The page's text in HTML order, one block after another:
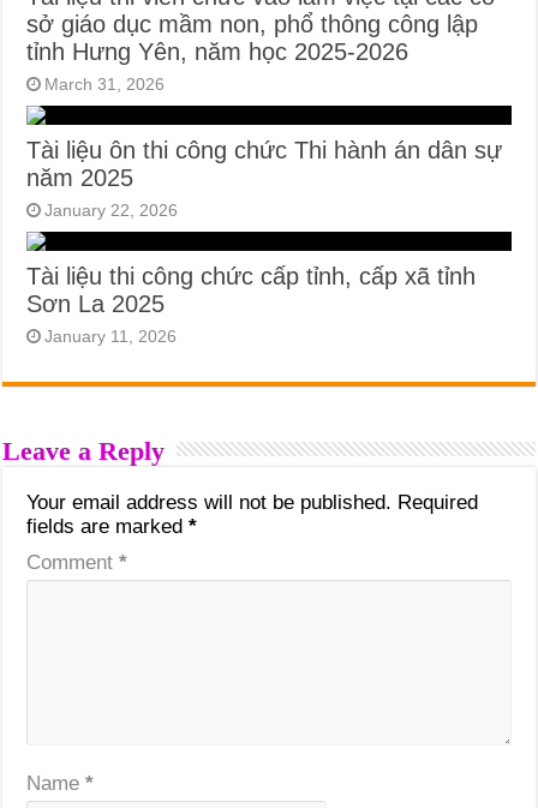
sở giáo dục mầm non, phổ thông công lập
tỉnh Hưng Yên, năm học 2025-2026
March 31, 2026
Tài liệu ôn thi công chức Thi hành án dân sự
năm 2025
January 22, 2026
Tài liệu thi công chức cấp tỉnh, cấp xã tỉnh
Sơn La 2025
January 11, 2026
Leave a Reply
Your email address will not be published. Required
fields are marked*
Comment*
Name*